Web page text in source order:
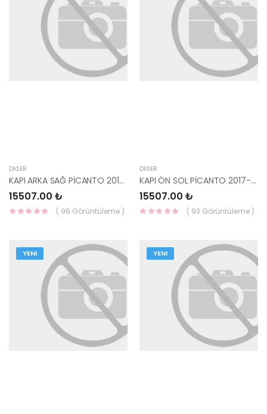
DIĞER
KAPI ARKA SAĞ PİCANTO 2017- 77004-G6000-YS
15507.00 ₺
( 96 Görüntüleme )
DIĞER
KAPI ÖN SOL PİCANTO 2017- 76003-G6000-YS
15507.00 ₺
( 93 Görüntüleme )
YENI YENI